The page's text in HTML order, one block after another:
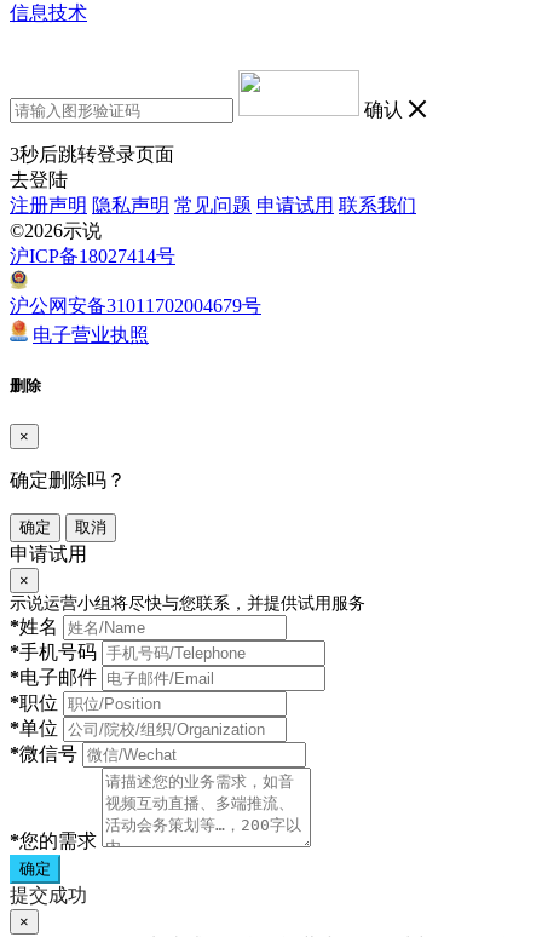
信息技术
确认
3秒后跳转登录页面
去登陆
注册声明 隐私声明 常见问题 申请试用 联系我们
©2026示说
沪ICP备18027414号
沪公网安备31011702004679号
电子营业执照
删除
×
确定删除吗？
确定 取消
申请试用
×
示说运营小组将尽快与您联系，并提供试用服务
*姓名
*手机号码
*电子邮件
*职位
*单位
*微信号
*您的需求
确定
提交成功
×